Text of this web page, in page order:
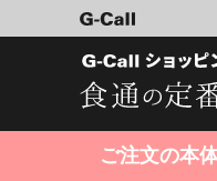
ご注文の本